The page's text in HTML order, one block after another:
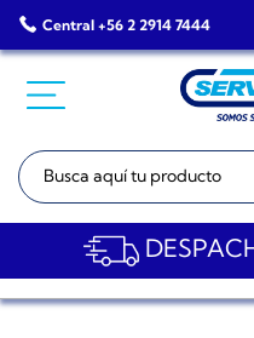
Saltar
al
Central +56 2 2914 7444
Buscar: